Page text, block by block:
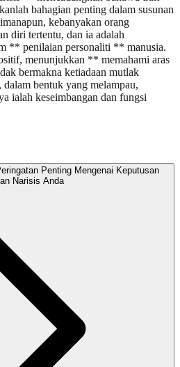
bahagian penting dalam susunan
kebanyakan orang
diri tertentu, dan ia adalah
** penilaian personaliti ** manusia.
menunjukkan ** memahami aras
bermakna ketiadaan mutlak
bentuk yang melampau,
ialah keseimbangan dan fungsi
Penting Mengenai Keputusan
Narisis Anda